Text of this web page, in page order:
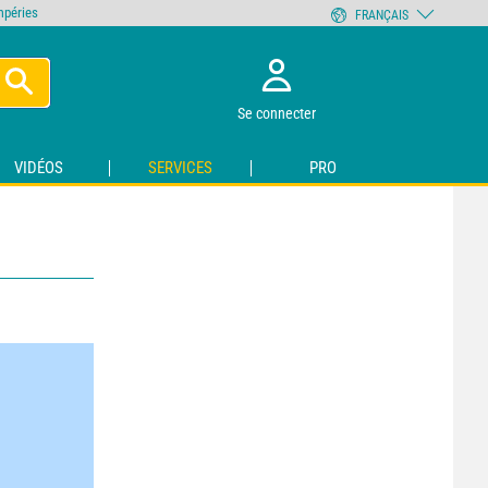
Se connecter
VIDÉOS SERVICES PRO
FRANÇAIS